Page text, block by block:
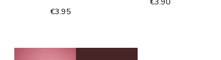
€3.95